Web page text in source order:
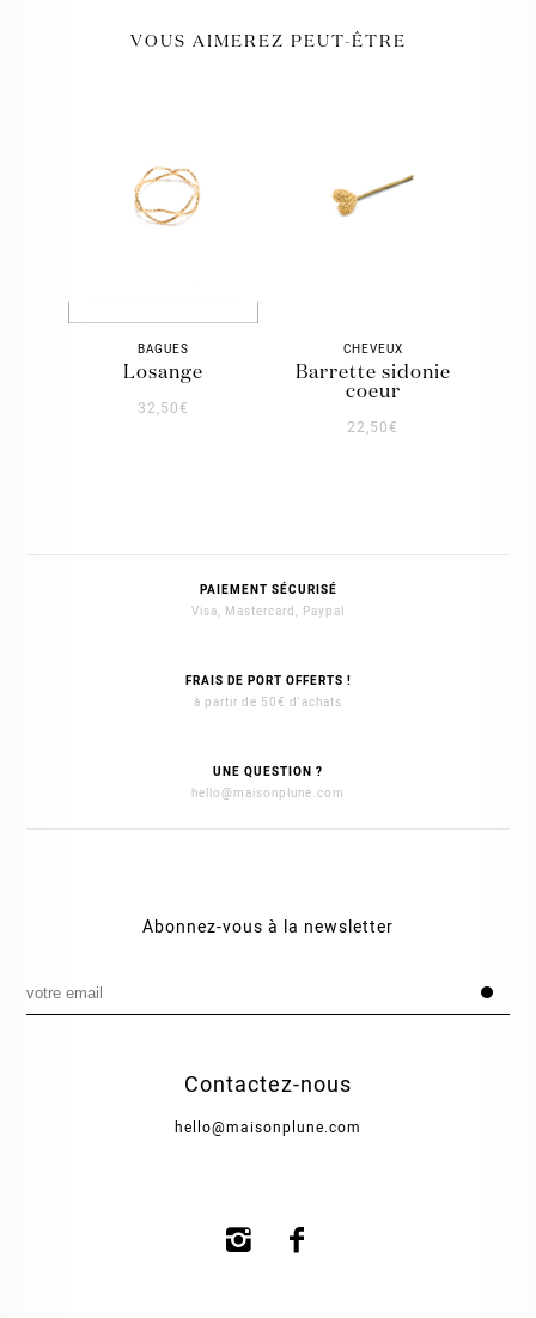
VOUS AIMEREZ PEUT-ÊTRE
BAGUES
losange
32,50€
CHEVEUX
barrette sidonie
coeur
22,50€
PAIEMENT SÉCURISÉ
Visa, Mastercard, Paypal
FRAIS DE PORT OFFERTS !
à partir de 50€ d'achats
UNE QUESTION ?
hello@maisonplune.com
Abonnez-vous à la newsletter
Contactez-nous
hello@maisonplune.com